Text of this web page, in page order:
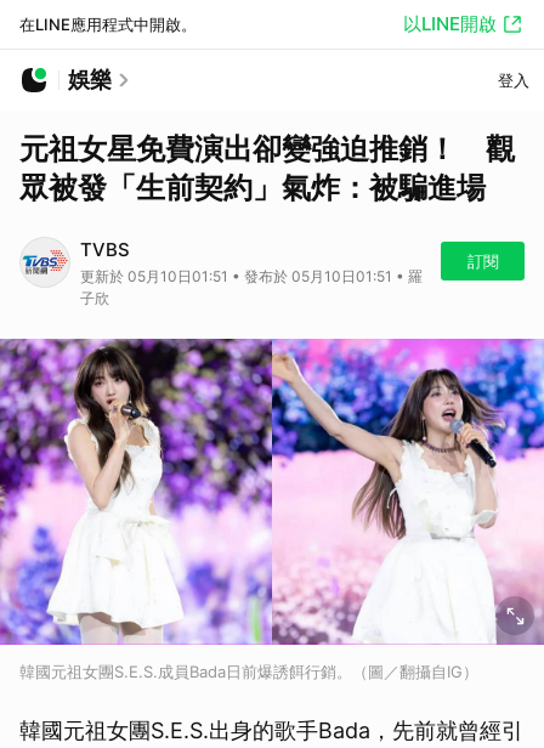
在LINE應用程式中開啟。 以LINE開啟
娛樂 登入
元祖女星免費演出卻變強迫推銷！ 觀
眾被發「生前契約」氣炸：被騙進場
TVBS
更新於 05月10日01:51 • 發布於 05月10日01:51 • 羅
子欣
訂閱
韓國元祖女團S.E.S.成員Bada日前爆誘餌行銷。（圖／翻攝自IG）
韓國元祖女團S.E.S.出身的歌手Bada，先前就曾經引